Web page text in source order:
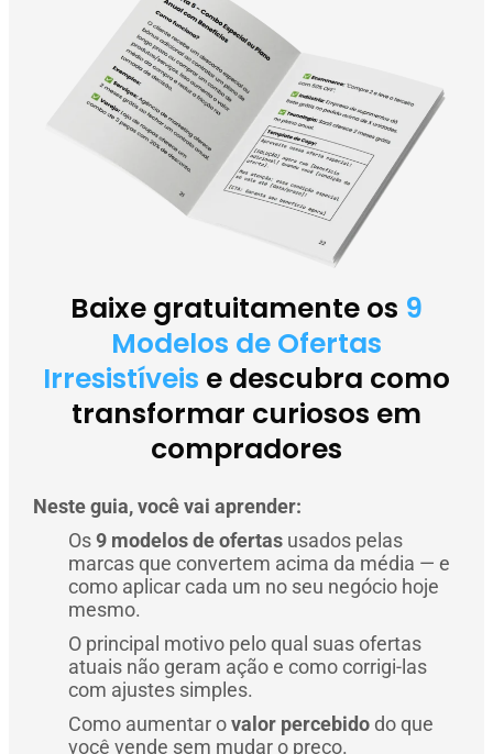
Baixe gratuitamente os 9
Modelos de Ofertas
Irresistíveis e descubra como
transformar curiosos em
compradores
Neste guia, você vai aprender:
Os9 modelos de ofertas usados pelas
marcas que convertem acima da média — e
como aplicar cada um no seu negócio hoje
mesmo.
O principal motivo pelo qual suas ofertas
atuais não geram ação e como corrigi-las
com ajustes simples.
Como aumentar ovalor percebido do que
você vende sem mudar o preço.